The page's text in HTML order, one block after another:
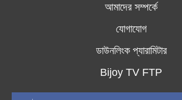
আমাদের সম্পর্কে
যোগাযোগ
ডাউনলিংক প্যারামিটার
Bijoy TV FTP